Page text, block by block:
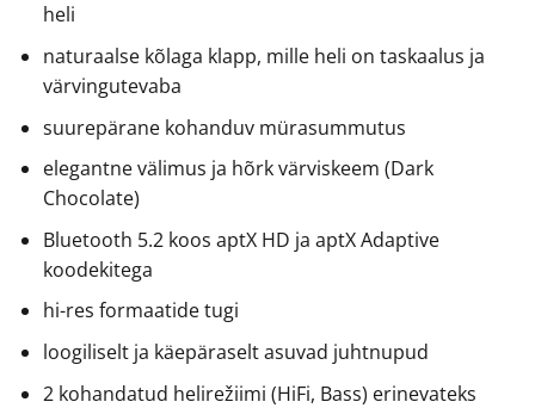
heli
naturaalse kõlaga klapp, mille heli on taskaalus ja
värvingutevaba
suurepärane kohanduv mürasummutus
elegantne välimus ja hõrk värviskeem (Dark
Chocolate)
Bluetooth 5.2 koos aptX HD ja aptX Adaptive
koodekitega
hi-res formaatide tugi
loogiliselt ja käepäraselt asuvad juhtnupud
2 kohandatud helirežiimi (HiFi, Bass) erinevateks